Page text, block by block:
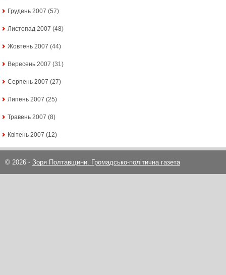
Грудень 2007 (57)
Листопад 2007 (48)
Жовтень 2007 (44)
Вересень 2007 (31)
Серпень 2007 (27)
Липень 2007 (25)
Травень 2007 (8)
Квітень 2007 (12)
© 2026 - Зоря Полтавщини. Громадсько-політична газета